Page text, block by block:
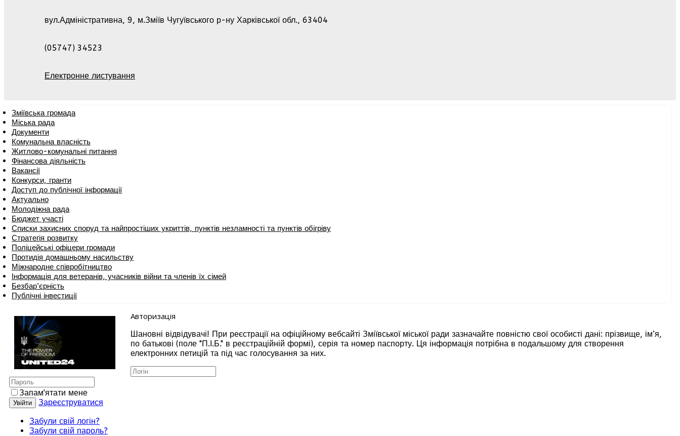
вул.Адміністративна, 9, м.Зміїв Чугуївського р-ну Харківської обл., 63404
(05747) 34523
Електронне листування
Зміївська громада
Міська рада
Документи
Комунальна власність
Житлово-комунальні питання
Фінансова діяльність
Вакансії
Конкурси, гранти
Доступ до публічної інформації
Актуально
Молодіжна рада
Бюджет участі
Списки захисних споруд та найпростіших укриттів, пунктів незламності та пунктів обігріву
Стратегія розвитку
Поліцейські офіцери громади
Протидія домашньому насильству
Міжнародне співробітництво
Інформація для ветеранів, учасників війни та членів їх сімей
Безбар’єрність
Публічні інвестиції
Авторизація
Шановні відвідувачі! При реєстрації на офіційному вебсайті Зміївської міської ради зазначайте повністю свої особисті дані: прізвище, ім’я,
по батькові (поле "П.І.Б." в реєстраційній формі), серія та номер паспорту. Ця інформація потрібна в подальшому для створення
електронних петицій та під час голосування за них.
Запам'ятати мене
Увійти
Зареєструватися
Забули свій логін?
Забули свій пароль?